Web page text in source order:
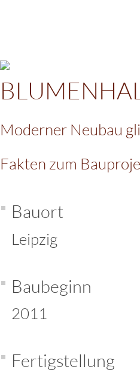
Moderner Neubau
Fakten zum
Bauort
Leipzig
Baubeginn
2011
Fertigstellung